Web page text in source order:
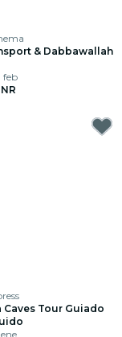
& Dabbawallah
feb
Caves Tour Guiado